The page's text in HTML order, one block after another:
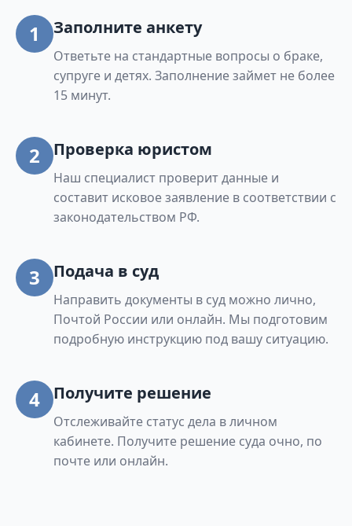
1 Заполните анкету
Ответьте на стандартные вопросы о браке,
супруге и детях. Заполнение займет не более
15 минут.
2 Проверка юристом
Наш специалист проверит данные и
составит исковое заявление в соответствии с
законодательством РФ.
3 Подача в суд
Направить документы в суд можно лично,
Почтой России или онлайн. Мы подготовим
подробную инструкцию под вашу ситуацию.
4 Получите решение
Отслеживайте статус дела в личном
кабинете. Получите решение суда очно, по
почте или онлайн.